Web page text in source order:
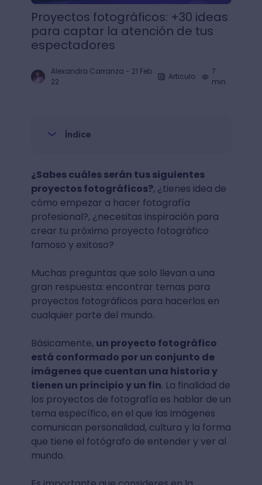
Proyectos fotográficos: +30 ideas
para captar la atención de tus
espectadores
Alexandra Carranza - 21 Feb
22
Articulo
7
min.
Índice
¿Sabes cuáles serán tus siguientes
proyectos fotográficos?, ¿tienes idea de
cómo empezar a hacer fotografía
profesional?, ¿necesitas inspiración para
crear tu próximo proyecto fotográfico
famoso y exitoso?
Muchas preguntas que solo llevan a una
gran respuesta: encontrar temas para
proyectos fotográficos para hacerlos en
cualquier parte del mundo.
Básicamente, un proyecto fotográfico
está conformado por un conjunto de
imágenes que cuentan una historia y
tienen un principio y un fin. La finalidad de
los proyectos de fotografía es hablar de un
tema específico, en el que las imágenes
comunican personalidad, cultura y la forma
que tiene el fotógrafo de entender y ver al
mundo.